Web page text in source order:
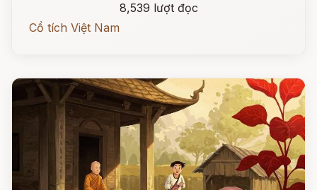
8,539 lượt đọc
Cổ tích Việt Nam